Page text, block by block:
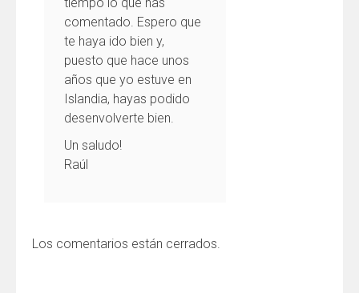
comentado. Espero que
te haya ido bien y,
puesto que hace unos
años que yo estuve en
Islandia, hayas podido
desenvolverte bien.
Un saludo!
Raúl
Los comentarios están cerrados.